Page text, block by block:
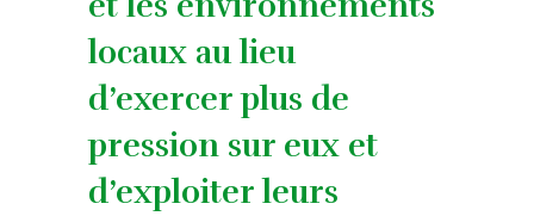
locaux au lieu
d’exercer plus de
pression sur eux et
d’exploiter leurs